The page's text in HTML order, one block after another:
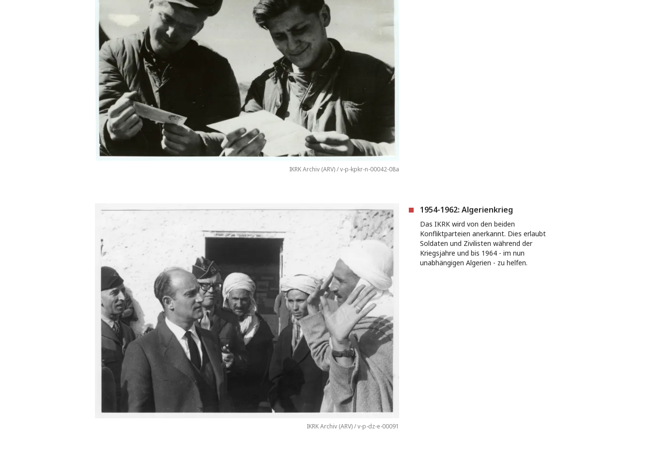
IKRK Archiv (ARV) / v-p-kpkr-n-00042-08a
IKRK Archiv (ARV) / v-p-dz-e-00091
1954-1962: Algerienkrieg
Das IKRK wird von den beiden
Konfliktparteien anerkannt. Dies erlaubt
Soldaten und Zivilisten während der
Kriegsjahre und bis 1964 - im nun
unabhängigen Algerien - zu helfen.